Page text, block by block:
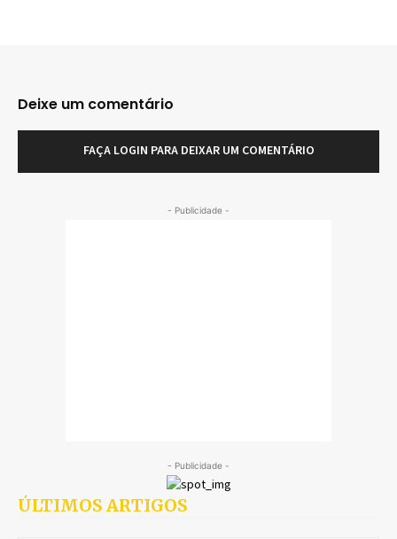
Deixe um comentário
FAÇA LOGIN PARA DEIXAR UM COMENTÁRIO
- Publicidade -
- Publicidade -
ÚLTIMOS ARTIGOS